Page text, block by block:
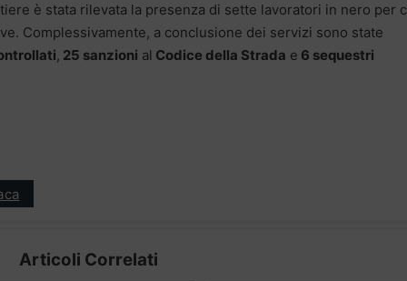
è stata rilevata la presenza di sette lavoratori in nero per
Complessivamente, a conclusione dei servizi sono state
, 25 sanzioni al Codice della Strada e 6 sequestri
Articoli Correlati